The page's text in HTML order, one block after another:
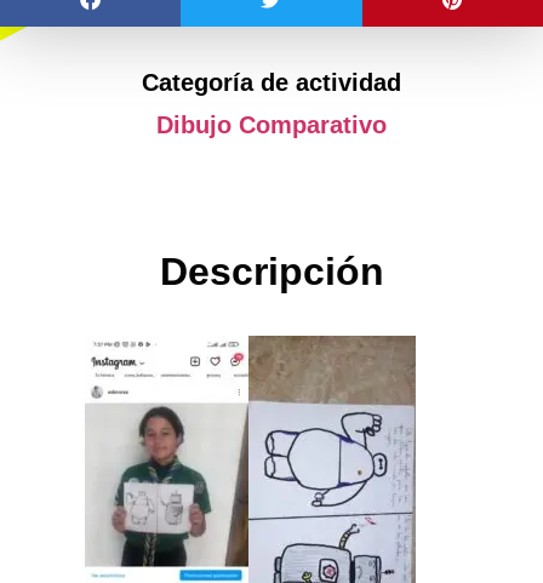
Categoría de actividad
Dibujo Comparativo
Descripción